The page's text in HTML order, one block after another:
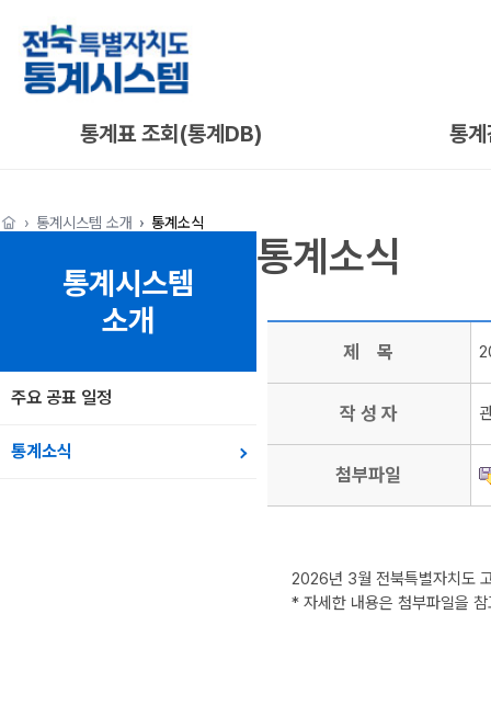
통계표 조회(통계DB) 통
통계시스템 소개 통계소식
통계시스템
소개
주요 공표 일정
통계소식
통계소식
제 목
작 성 자
첨부파일
2026년 3월 전북특별자치도
* 자세한 내용은 첨부파일을